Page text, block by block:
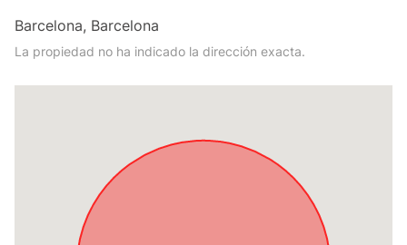
Barcelona, Barcelona
La propiedad no ha indicado la dirección exacta.